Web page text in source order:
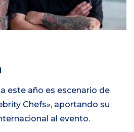
este año es escenario de
Chefs», aportando su
al evento.